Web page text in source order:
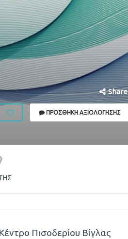
Share
ΠΡΟΣΘΉΚΗ ΑΞΙΟΛΌΓΗΣΗΣ
Πισοδερίου Βίγλας